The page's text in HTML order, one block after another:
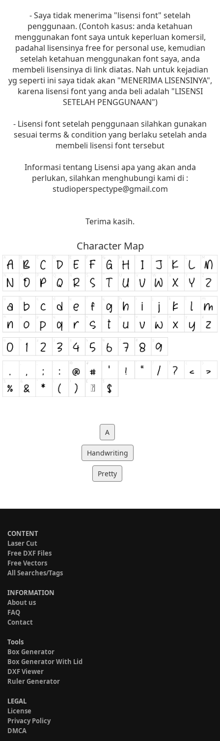
- Saya tidak menerima "lisensi font" setelah
penggunaan. (Contoh kasus: anda ketahuan
menggunakan font saya untuk keperluan komersil,
padahal lisensinya free for personal use, kemudian
setelah ketahuan menggunakan font saya, anda
membeli lisensinya di link diatas. Nah untuk kejadian
yg seperti ini saya tidak akan "MENERIMA LISENSINYA",
karena lisensi font yang anda beli adalah "LISENSI
SETELAH PENGGUNAAN")
- Lisensi font setelah penggunaan silahkan gunakan
sesuai terms & condition yang berlaku setelah anda
membeli lisensi font tersebut
Informasi tentang Lisensi apa yang akan anda
perlukan, silahkan menghubungi kami di :
studioperspectype@gmail.com
Terima kasih.
Character Map
A
Handwriting
Pretty
CONTENT
Laser Cut
Free DXF Files
Free Vectors
All Searches/Tags
INFORMATION
About us
FAQ
Contact
Tools
Box Generator
Box Generator With Lid
DXF Viewer
Ruler Generator
LEGAL
License
Privacy Policy
DMCA